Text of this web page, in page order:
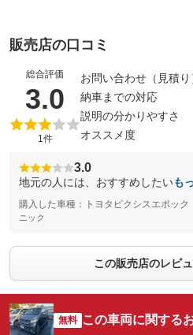
販売店の口コミ
総合評価
3.0 （5点満
1件
お問い合わせ（見積り
納車までの対応
説明の分かりやすさ
オススメ度
3.0
地元の人には、おすすめしたいも
購入した車種：トヨタピクシスエポック
ニック
この販売店のレビ
無料 この車両に関する